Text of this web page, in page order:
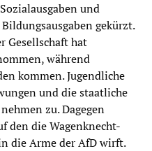
und
gekürzt.
Gesellschaft hat
während
kommen. Jugendliche
und die staatliche
zu. Dagegen
den die Wagenknecht-
die Arme der AfD wirft.